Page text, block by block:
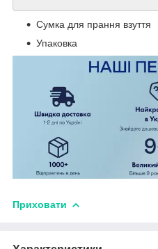
Сумка для прання взуття
Упаковка
Приховати